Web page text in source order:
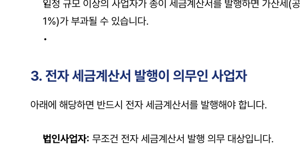
일정 규모 이상의 사업자가 종이 세금계산서를 발행하면 가산세(
1%)가 부과될 수 있습니다.
3. 전자 세금계산서 발행이 의무인 사업자
아래에 해당하면 반드시 전자 세금계산서를 발행해야 합니다.
법인사업자: 무조건 전자 세금계산서 발행 의무 대상입니다.